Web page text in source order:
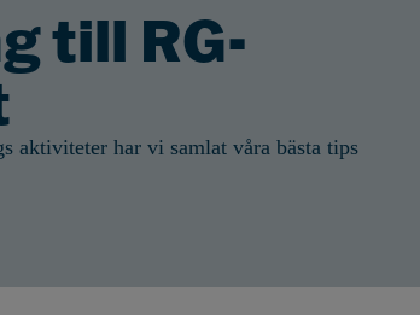
till RG-
aktiviteter har vi samlat våra bästa tips